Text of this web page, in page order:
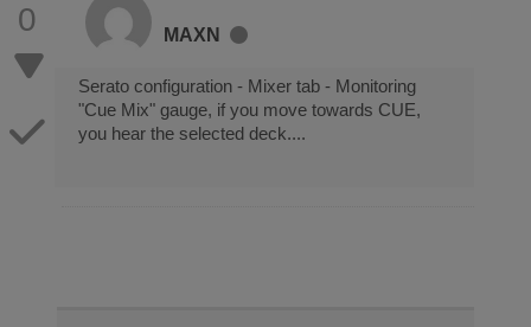
0 MAXN
Serato configuration - Mixer tab - Monitoring
"Cue Mix" gauge, if you move towards CUE,
you hear the selected deck....